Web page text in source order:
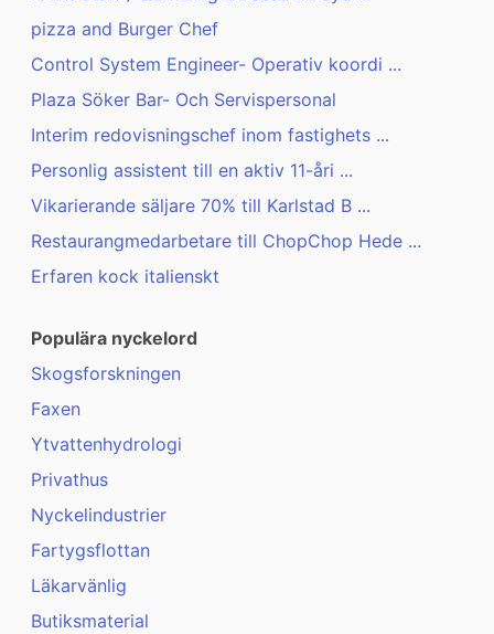
pizza and Burger Chef
Control System Engineer- Operativ koordi ...
Plaza Söker Bar- Och Servispersonal
Interim redovisningschef inom fastighets ...
Personlig assistent till en aktiv 11-åri ...
Vikarierande säljare 70% till Karlstad B ...
Restaurangmedarbetare till ChopChop Hede ...
Erfaren kock italienskt
Populära nyckelord
Skogsforskningen
Faxen
Ytvattenhydrologi
Privathus
Nyckelindustrier
Fartygsflottan
Läkarvänlig
Butiksmaterial